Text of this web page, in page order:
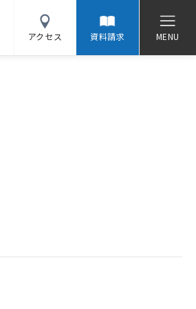
アクセス 資料請求 MENU